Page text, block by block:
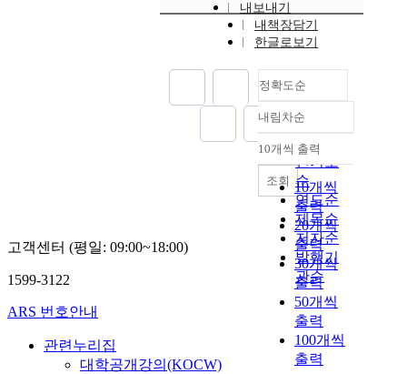
내보내기
내책장담기
한글로보기
정확도순
정확도
순
인기도
순
연도순
제목순
저자순
발행기
관순
내림차순
내림차순
10개씩 출력
10개씩
출력
20개씩
출력
30개씩
출력
50개씩
출력
100개씩
출력
조회
고객센터 (평일: 09:00~18:00)
1599-3122
ARS 번호안내
관련누리집
대학공개강의(KOCW)